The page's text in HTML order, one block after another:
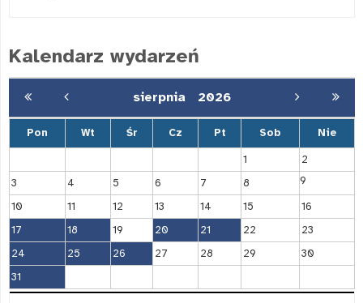
Kalendarz wydarzeń
sierpnia 2026
Pon Wt Śr Cz Pt Sob Nie
1
2
3
4 5 6 7 8
9
10
11 12 13 14 15
16
17
18 19 20 21 22
23
24
25 26 27 28 29
30
31